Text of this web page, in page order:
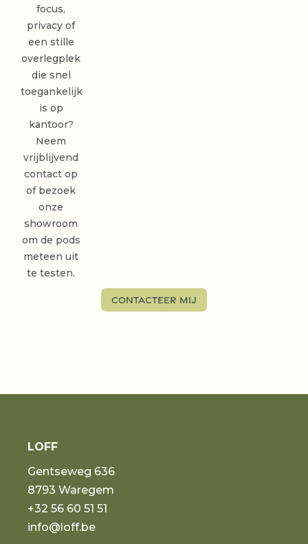
focus,
privacy of
een stille
overlegplek
die snel
toegankelijk
is op
kantoor?
Neem
vrijblijvend
contact op
of bezoek
onze
showroom
om de pods
meteen uit
te testen.
Contacteer mij
LOFF
Gentseweg 636
8793 Waregem
+32 56 60 51 51
info@loff.be